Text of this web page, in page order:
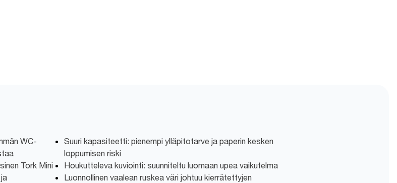
WC-
Tork Mini
Suuri kapasiteetti: pienempi ylläpitotarve ja paperin kesken
loppumisen riski
Houkutteleva kuviointi: suunniteltu luomaan upea vaikutelma
Luonnollinen vaalean ruskea väri johtuu kierrätettyjen